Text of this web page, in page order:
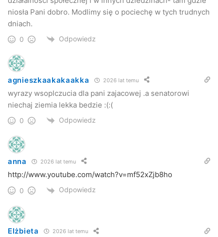
niosła Pani dobro. Modlimy się o pociechę w tych trudnych
dniach.
0 Odpowiedz
agnieszkaakakaakka 2026 lat temu
wyrazy wsoplczucia dla pani zajacowej .a senatorowi
niechaj ziemia lekka bedzie :(:(
0 Odpowiedz
anna 2026 lat temu
http://www.youtube.com/watch?v=mf52xZjb8ho
0 Odpowiedz
Elżbieta 2026 lat temu